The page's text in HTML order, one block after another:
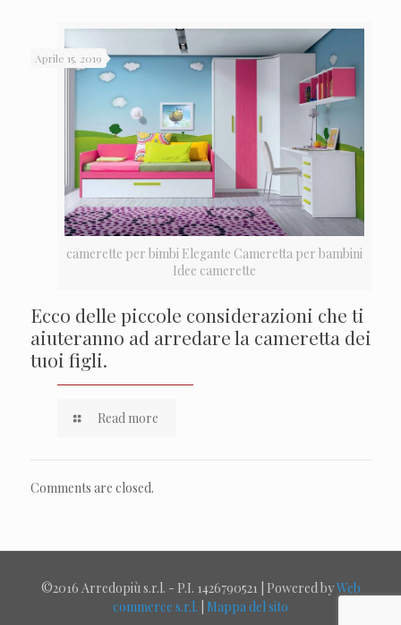
camerette per bimbi Elegante Cameretta per bambini
Idee camerette
Aprile 15, 2019
Ecco delle piccole considerazioni che ti
aiuteranno ad arredare la cameretta dei
tuoi figli.
Read more
Comments are closed.
©2016 Arredopiù s.r.l. - P.I. 1426790521 | Powered byWeb
commerce s.r.l.
Mappa del sito